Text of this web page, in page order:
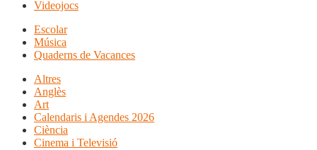
Videojocs
Escolar
Música
Quaderns de Vacances
Altres
Anglès
Art
Calendaris i Agendes 2026
Ciència
Cinema i Televisió